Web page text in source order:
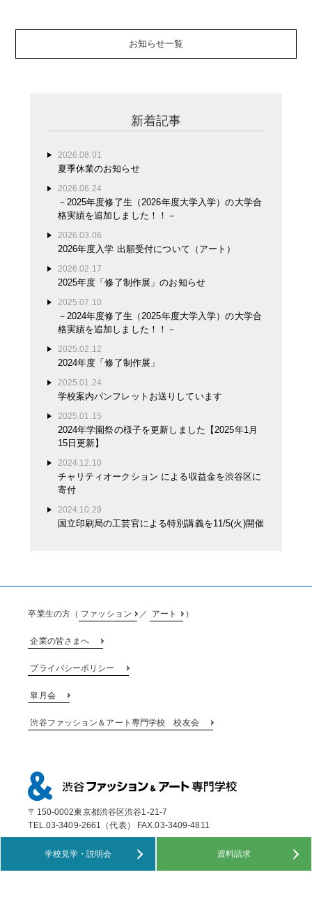
学校見学・説明会 資料請求
お知らせ一覧
新着記事
2026.08.01
夏季休業のお知らせ
2026.06.24
－2025年度修了生（2026年度大学入学）の大学合
格実績を追加しました！！－
2026.03.06
2026年度入学 出願受付について（アート）
2026.02.17
2025年度「修了制作展」のお知らせ
2025.07.10
－2024年度修了生（2025年度大学入学）の大学合
格実績を追加しました！！－
2025.02.12
2024年度「修了制作展」
2025.01.24
学校案内パンフレットお送りしています
2025.01.15
2024年学園祭の様子を更新しました【2025年1月
15日更新】
2024.12.10
チャリティオークション による収益金を渋谷区に
寄付
2024.10.29
国立印刷局の工芸官による特別講義を11/5(火)開催
〒150-0002東京都渋谷区渋谷1-21-7
TEL.03-3409-2661（代表） FAX.03-3409-4811
卒業生の方（ ファッション ／ アート ）
企業の皆さまへ
プライバシーポリシー
皐月会
渋谷ファッション＆アート専門学校 校友会